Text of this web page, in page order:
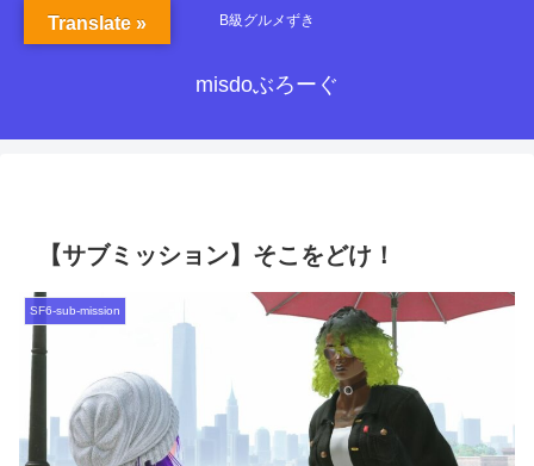
B級グルメずき
misdoぶろーぐ
【サブミッション】そこをどけ！
SF6-sub-mission
Translate »